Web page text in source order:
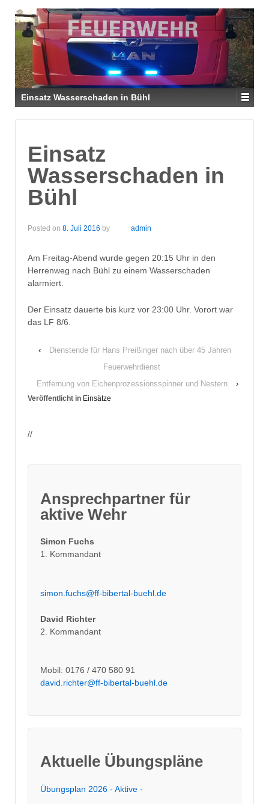
Einsatz Wasserschaden in Bühl
Einsatz
Wasserschaden in
Bühl
Posted on 8. Juli 2016 by admin
Am Freitag-Abend wurde gegen 20:15 Uhr in den
Herrenweg nach Bühl zu einem Wasserschaden
alarmiert.
Der Einsatz dauerte bis kurz vor 23:00 Uhr. Vorort war
das LF 8/6.
‹
Dienstende für Hans Preißinger nach über 45 Jahren
Feuerwehrdienst
Entfernung von Eichenprozessionsspinner und Nestern
›
Veröffentlicht in Einsätze
//
Ansprechpartner für
aktive Wehr
Simon Fuchs
1. Kommandant
simon.fuchs@ff-bibertal-buehl.de
David Richter
2. Kommandant
Mobil: 0176 / 470 580 91
david.richter@ff-bibertal-buehl.de
Aktuelle Übungspläne
Übungsplan 2026 - Aktive -